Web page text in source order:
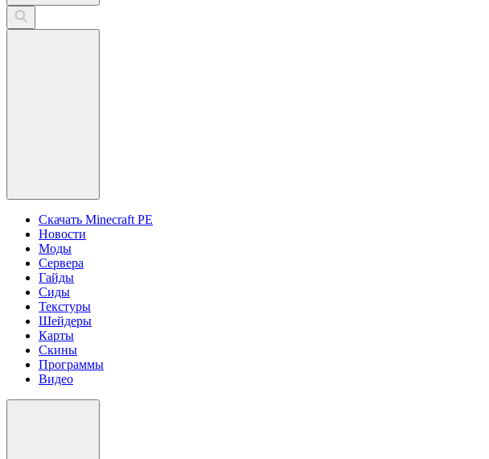
Скачать Minecraft PE
Новости
Моды
Сервера
Гайды
Сиды
Текстуры
Шейдеры
Карты
Скины
Программы
Видео